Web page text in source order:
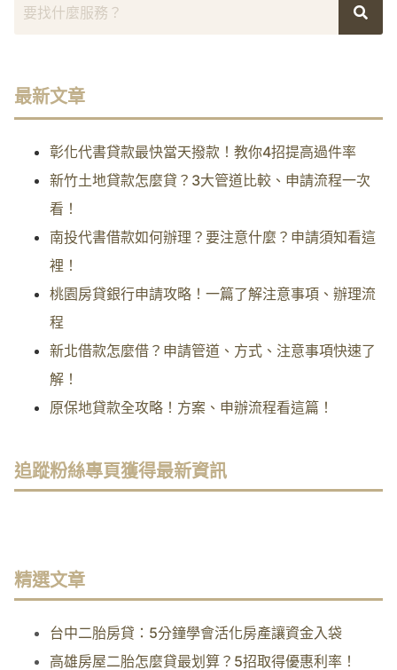
最新文章
彰化代書貸款最快當天撥款！教你4招提高過件率
新竹土地貸款怎麼貸？3大管道比較、申請流程一次
看！
南投代書借款如何辦理？要注意什麼？申請須知看這
裡！
桃園房貸銀行申請攻略！一篇了解注意事項、辦理流
程
新北借款怎麼借？申請管道、方式、注意事項快速了
解！
原保地貸款全攻略！方案、申辦流程看這篇！
追蹤粉絲專頁獲得最新資訊
精選文章
台中二胎房貸：5分鐘學會活化房產讓資金入袋
高雄房屋二胎怎麼貸最划算？5招取得優惠利率！